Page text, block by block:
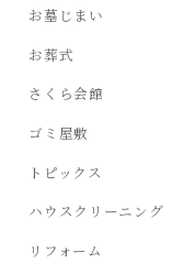
お墓じまい
お葬式
さくら会館
ゴミ屋敷
トピックス
ハウスクリーニング
リフォーム